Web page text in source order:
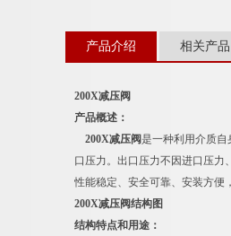
产品介绍 相关产品
200X减压阀
产品概述：
200X减压阀是一种利用介质
口压力。出口压力不因进口压力
性能稳定、安全可靠、安装方便
200X减压阀结构图
结构特点和用途：